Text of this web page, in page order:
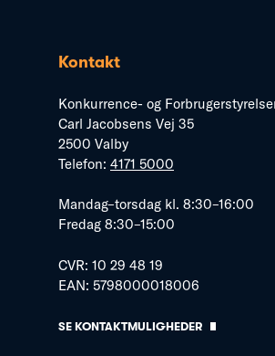
Kontakt
Konkurrence- og
Carl Jacobsens Vej 35
2500 Valby
Telefon: 4171 5000
Mandag–torsdag kl. 8:30–16:00
Fredag 8:30–15:00
CVR: 10 29 48 19
EAN: 5798000018006
SE KONTAKTMULIGHEDER